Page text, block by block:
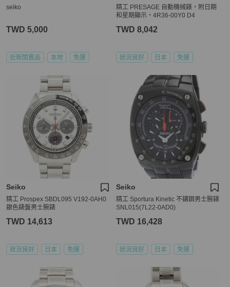
seiko
TWD 5,000
近新閒置品 本地 免運
精工 PRESAGE 自動機械錶，附日期
和星期顯示，4R36-00Y0 D4
TWD 8,042
狀況良好 日本 免運
Seiko
精工 Prospex SBDL095 V192-0AH0
銀色錶盤男士腕錶
TWD 14,613
狀況良好 日本 免運
Seiko
精工 Sportura Kinetic 不鏽鋼男士腕錶
SNL015(7L22-0AD0)
TWD 16,428
狀況良好 日本 免運